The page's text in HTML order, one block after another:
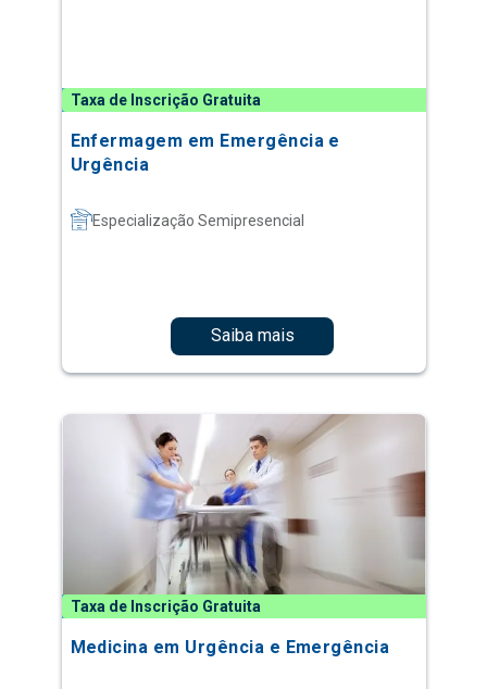
Taxa de Inscrição Gratuita
Enfermagem em Emergência e
Urgência
Especialização Semipresencial
Saiba mais
Taxa de Inscrição Gratuita
Medicina em Urgência e Emergência